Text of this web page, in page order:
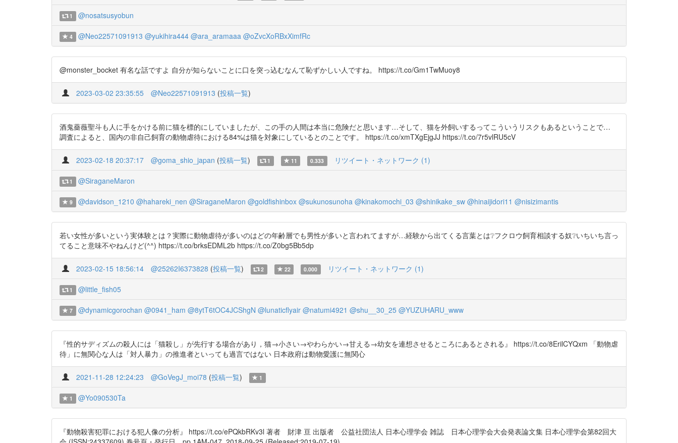
1 @nosatsusyobun
4 @Neo22571091913 @yukihira444 @ara_aramaaa @oZvcXoRBxXimfRc
@monster_bocket 有名な話ですよ 自分が知らないことに口を突っ込むなんて恥ずかしい人ですね。 https://t.co/Gm1TwMuoy8
2023-03-02 23:35:55 @Neo22571091913 (投稿一覧)
酒鬼薔薇聖斗も人に手をかける前に猫を標的にしていましたが、この手の人間は本当に危険だと思います…そして、猫を外飼いするってこういうリスクもあるということで…
調査によると、国内の非自己飼育の動物虐待における84%は猫を対象にしているとのことです。 https://t.co/xmTXgEjgJJ https://t.co/7r5vlRU5cV
2023-02-18 20:37:17 @goma_shio_japan (投稿一覧) 1 11 0.333 リツイート・ネットワーク (1)
1 @SiraganeMaron
9 @davidson_1210 @hahareki_nen @SiraganeMaron @goldfishinbox @sukunosunoha @kinakomochi_03 @shinikake_sw @hinaijidori11 @nisizimantis
若い女性が多いという実体験とは？実際に動物虐待が多いのはどの年齢層でも男性が多いと言われてますが…経験から出てくる言葉とは❔フクロウ飼育相談する奴❔いちいち言っ
てること意味不やねんけど(^^) https://t.co/brksEDML2b https://t.co/Z0bg5Bb5dp
2023-02-15 18:56:14 @25262I6373828 (投稿一覧) 2 22 0.000 リツイート・ネットワーク (1)
1 @little_fish05
7 @dynamicgorochan @0941_ham @8ytT6tOC4JCShgN @lunaticflyair @natumi4921 @shu__30_25 @YUZUHARU_www
『性的サディズムの殺人には「猫殺し」が先行する場合があり，猫→小さい→やわらかい→甘える→幼女を連想させるところにあるとされる』 https://t.co/8ErilCYQxm 「動物虐
待」に無関心な人は「対人暴力」の推進者といっても過言ではない 日本政府は動物愛護に無関心
2021-11-28 12:24:23 @GoVegJ_moi78 (投稿一覧) 1
1 @Yo090530Ta
『動物殺害犯罪における犯人像の分析』 https://t.co/ePQkbRKv3l 著者 財津 亘 出版者 公益社団法人 日本心理学会 雑誌 日本心理学会大会発表論文集 日本心理学会第82回大